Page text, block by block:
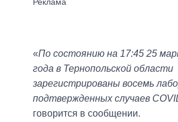
«По состоянию на 17:45 25
года в Тернопольской области
зарегистрированы восемь
подтвержденных случаев
говорится в сообщении.